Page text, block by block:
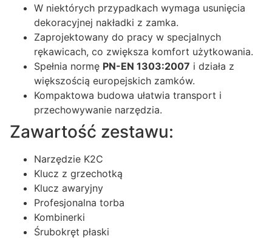
W niektórych przypadkach wymaga usunięcia
dekoracyjnej nakładki z zamka.
Zaprojektowany do pracy w specjalnych
rękawicach, co zwiększa komfort użytkowania.
Spełnia normę PN-EN 1303:2007 i działa z
większością europejskich zamków.
Kompaktowa budowa ułatwia transport i
przechowywanie narzędzia.
Zawartość zestawu:
Narzędzie K2C
Klucz z grzechotką
Klucz awaryjny
Profesjonalna torba
Kombinerki
Śrubokręt płaski